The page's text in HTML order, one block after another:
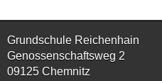
Grundschule Reichenhain
Genossenschaftsweg 2
09125 Chemnitz